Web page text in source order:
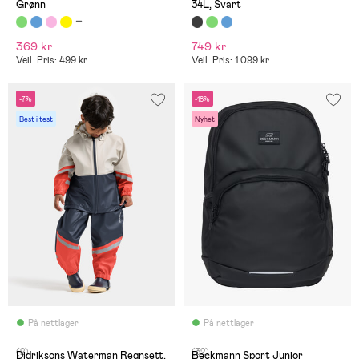
Grønn
369 kr
Veil. Pris: 499 kr
34L, Svart
749 kr
Veil. Pris: 1 099 kr
-7%
Best i test
På nettlager
(2)
Didriksons Waterman Regnsett,
-18%
Nyhet
På nettlager
(32)
Beckmann Sport Junior